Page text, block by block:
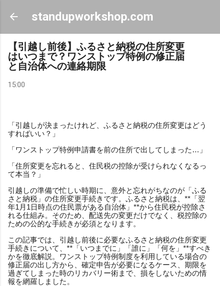
スキップしてメイン コンテンツに移動
standupworkshop.com
【引越し前後】ふるさと納税の住所変更
はいつまで？ワンストップ特例の修正届
と自治体への連絡期限
15:00
「引越しが決まったけれど、ふるさと納税の住所変更はどう
すればいい？」
「ワンストップ特例申請書を前の住所で出してしまった…」
「住所変更を忘れると、住民税の控除が受けられなくなるっ
て本当？」
引越しの準備で忙しい時期に、意外と忘れがちなのが「ふる
さと納税」の住所変更手続きです。ふるさと納税は、**「翌
年1月1日時点の住民票がある自治体」**から住民税が控除さ
れる仕組み。そのため、配送先の変更だけでなく、税控除の
ための公的な手続きが必須となります。
この記事では、引越し前後に必要なふるさと納税の住所変更
手続きについて、**「いつまでに」「誰に」「何を」**すべき
かを徹底解説。ワンストップ特例制度を利用している場合の
修正届の出し方から、確定申告が必要になるケース、期限を
過ぎてしまった時のリカバリー術まで、損をしないための情
報を網羅しました。